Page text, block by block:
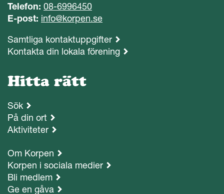
Telefon: 08-6996450
E-post: info@korpen.se
Samtliga kontaktuppgifter
Kontakta din lokala förening
Hitta rätt
Sök
På din ort
Aktiviteter
Om Korpen
Korpen i sociala medier
Bli medlem
Ge en gåva